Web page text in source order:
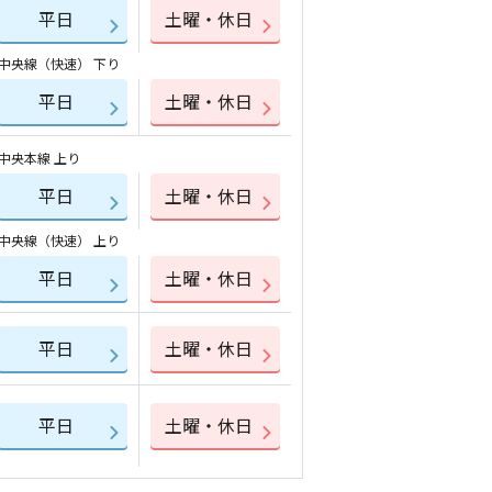
平日 土曜・休日
央線（快速） 下り
平日 土曜・休日
央本線 上り
平日 土曜・休日
央線（快速） 上り
平日 土曜・休日
平日 土曜・休日
平日 土曜・休日